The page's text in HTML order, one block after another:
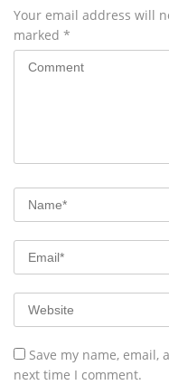
Your email address will
marked *
Save my name,
next time I comment.